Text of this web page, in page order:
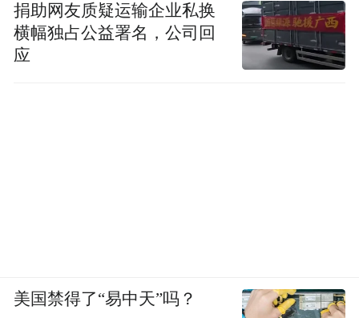
捐助网友质疑运输企业私换
横幅独占公益署名，公司回
应
美国禁得了“易中天”吗？